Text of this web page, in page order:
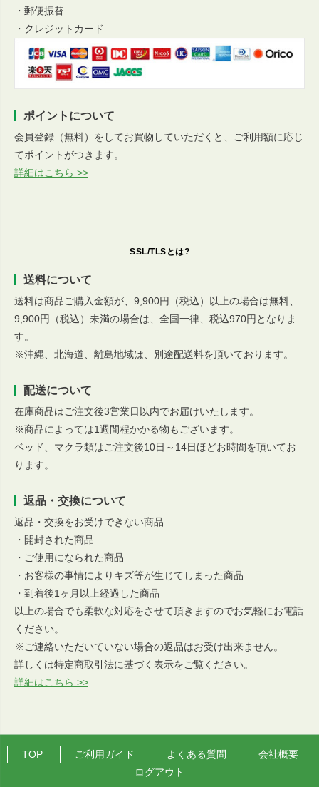
・郵便振替
・クレジットカード
ポイントについて
会員登録（無料）をしてお買物していただくと、ご利用額に応じ
てポイントがつきます。
詳細はこちら >>
SSL/TLSとは?
送料について
送料は商品ご購入金額が、9,900円（税込）以上の場合は無料、
9,900円（税込）未満の場合は、全国一律、税込970円となりま
す。
※沖縄、北海道、離島地域は、別途配送料を頂いております。
配送について
在庫商品はご注文後3営業日以内でお届けいたします。
※商品によっては1週間程かかる物もございます。
ベッド、マクラ類はご注文後10日～14日ほどお時間を頂いてお
ります。
返品・交換について
返品・交換をお受けできない商品
・開封された商品
・ご使用になられた商品
・お客様の事情によりキズ等が生じてしまった商品
・到着後1ヶ月以上経過した商品
以上の場合でも柔軟な対応をさせて頂きますのでお気軽にお電話
ください。
※ご連絡いただいていない場合の返品はお受け出来ません。
詳しくは特定商取引法に基づく表示をご覧ください。
詳細はこちら >>
TOP ご利用ガイド よくある質問
会社概要
ログアウト